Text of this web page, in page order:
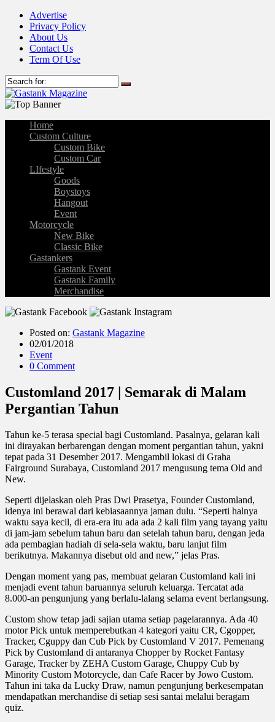
Advertise
Privacy Policy
About Us
Contact Us
Term Of Use
Home
Custom Culture
Custom Bike
Custom Car
LIfestyle
Goods
Boystoys
Hangout
Event
Motorcycle
New Bike
Classic Bike
Gastankers
Gastank Event
Gastank Family
Merchandise
Posted on: Gastank Magazine
02/01/2018
Event
0 Comment
Customland 2017 | Semarak di Malam
Pergantian Tahun
Tahun ke-5 terasa special bagi Customland. Pasalnya, gelaran kali
ini dirayakan berbarengan dengan moment pergantian tahun, yakni
tepat pada 31 Desember 2017. Mengambil lokasi di Graha
Fairground Surabaya, Customland 2017 mengusung tema Old and
New.
Seperti dijelaskan oleh Pras Dwi Prasetya, Founder Customland,
idenya ini berawal dari kebiasaannya jaman dulu. “Seperti halnya
waktu saya kecil, di era-era itu ada ada 2 kali film yang tayang yaitu
di jam-jam sebelum tahun baru dan setelah tahun baru, dengan jeda
ada pembagian hadiah di sela-sela waktu, baru lanjut film
berikutnya. Makannya disebut old and new,” jelas Pras.
Dengan moment yang pas, membuat gelaran Customland kali ini
menjadi event tahun baruannya seluruh keluarga. Tercatat ada
8.000-an pengunjung yang berlalu-lalang selama event berlangsung.
Custom show tetap jadi sajian utama setiap pagelarannya. Ada 40
motor Pick untuk memperebutkan 4 kategori yaitu CR, Cgopper,
Tracker, Cguppy dan Cub Pick by Customland V 2017. Pemenang
Pick by Customland di antaranya Chopper by Rocket Fantasy
Garage, Tracker by ZEHA Custom Garage, Chuppy Cub by
Minority Custom Motorcycle, dan Cafe Racer by Jowo Custom.
Tahun ini taka da Lucky Draw, namun pengunjung berkesempatan
mendapatkan merchandise di setiap sesi santai melalui beragam
quiz.